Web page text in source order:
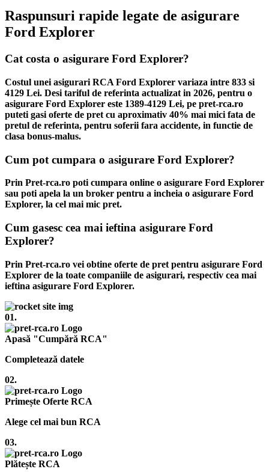
Raspunsuri rapide legate de asigurare
Ford Explorer
Cat costa o asigurare Ford Explorer?
Costul unei asigurari RCA Ford Explorer variaza intre 833 si
4129 Lei. Desi tariful de referinta actualizat in 2026, pentru o
asigurare Ford Explorer este 1389-4129 Lei, pe pret-rca.ro
puteti gasi oferte de pret cu aproximativ 40% mai mici fata de
pretul de referinta, pentru soferii fara accidente, in functie de
clasa bonus-malus.
Cum pot cumpara o asigurare Ford Explorer?
Prin Pret-rca.ro poti cumpara online o asigurare Ford Explorer
sau poti apela la un broker pentru a incheia o asigurare Ford
Explorer, la cel mai mic pret.
Cum gasesc cea mai ieftina asigurare Ford
Explorer?
Prin Pret-rca.ro vei obtine oferte de pret pentru asigurare Ford
Explorer de la toate companiile de asigurari, respectiv cea mai
ieftina asigurare Ford Explorer.
01.
Apasă "Cumpără RCA"
Completează datele
02.
Primește Oferte RCA
Alege cel mai bun RCA
03.
Plătește RCA